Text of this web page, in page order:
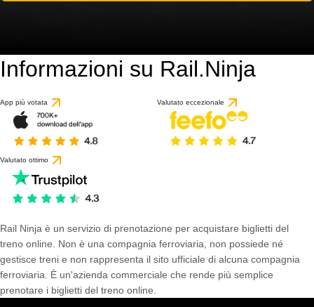
Informazioni su Rail.Ninja
App più votata Valutato eccezionale
Valutato ottimo
Rail Ninja è un servizio di prenotazione per acquistare biglietti del
treno online. Non è una compagnia ferroviaria, non possiede né
gestisce treni e non rappresenta il sito ufficiale di alcuna compagnia
ferroviaria. È un'azienda commerciale che rende più semplice
prenotare i biglietti del treno online.